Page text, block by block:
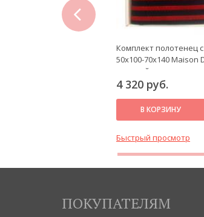
Комплект полотенец
50x100-70x140 Maison
красный
4 320 руб.
В КОРЗИНУ
Быстрый просмотр
ПОКУПАТЕЛЯМ